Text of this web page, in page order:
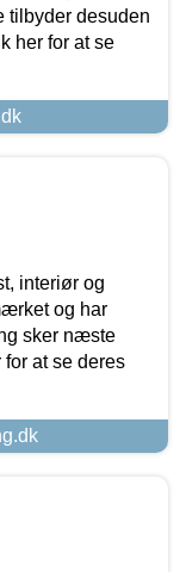
tilbyder desuden
her for at se
interiør og
og har
sker næste
at se deres